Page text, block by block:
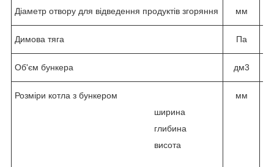
Діаметр отвору для відведення продуктів згоряння мм
Димова тяга Па
Об'єм бункера дм3
Розміри котла з бункером
ширина
глибина
висота
мм